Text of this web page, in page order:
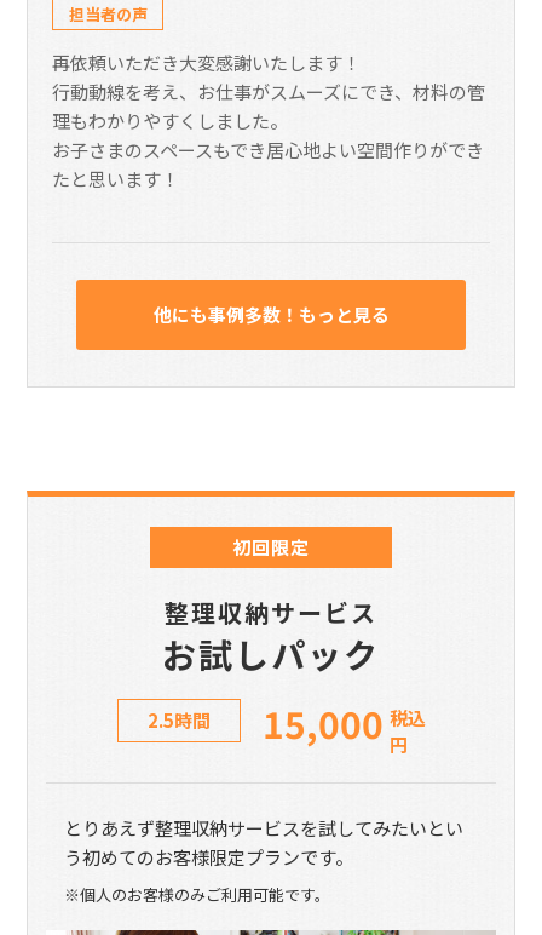
担当者の声
再依頼いただき大変感謝いたします！
行動動線を考え、お仕事がスムーズにでき、材料の管
理もわかりやすくしました。
お子さまのスペースもでき居心地よい空間作りができ
たと思います！
他にも事例多数！もっと見る
初回限定
整理収納サービス
お試しパック
2.5時間 15,000 税込
円
とりあえず整理収納サービスを試してみたいとい
う初めてのお客様限定プランです。
※個人のお客様のみご利用可能です。